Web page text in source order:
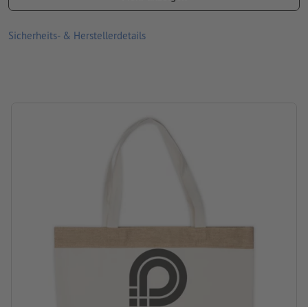
Sicherheits- & Herstellerdetails